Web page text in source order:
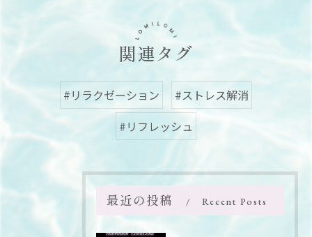
関連タグ
#リラクゼーション
#ストレス解消
#リフレッシュ
最近の投稿 Recent Posts